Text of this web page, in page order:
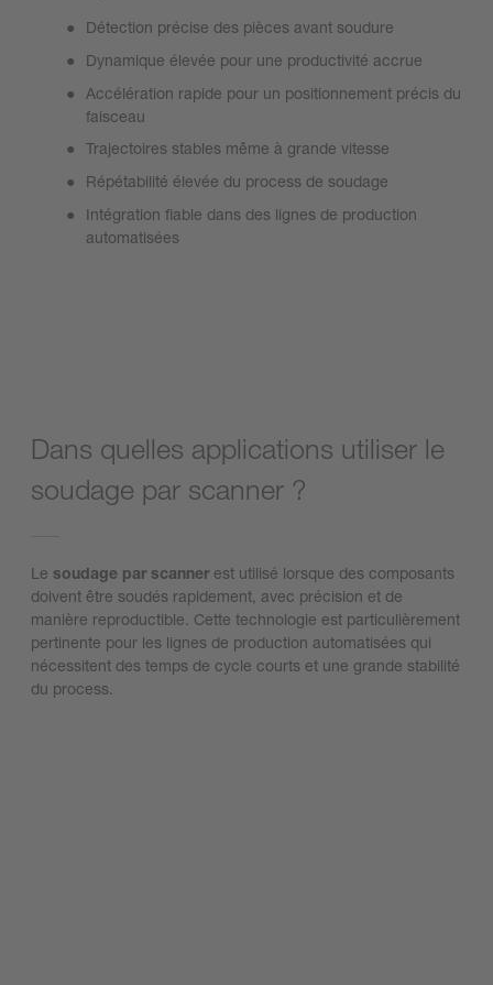
Détection précise des pièces avant soudure
Dynamique élevée pour une productivité accrue
Accélération rapide pour un positionnement précis du
faisceau
Trajectoires stables même à grande vitesse
Répétabilité élevée du process de soudage
Intégration fiable dans des lignes de production
automatisées
Dans quelles applications utiliser le
soudage par scanner ?
Le soudage par scanner est utilisé lorsque des composants
doivent être soudés rapidement, avec précision et de
manière reproductible. Cette technologie est particulièrement
pertinente pour les lignes de production automatisées qui
nécessitent des temps de cycle courts et une grande stabilité
du process.